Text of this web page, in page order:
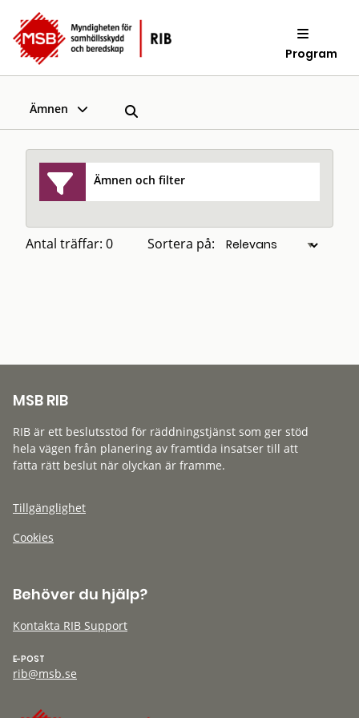
Program
Ämnen
Ämnen och filter
Antal träffar: 0 Sortera på:
MSB RIB
RIB är ett beslutsstöd för räddningstjänst som ger stöd
hela vägen från planering av framtida insatser till att
fatta rätt beslut när olyckan är framme.
Tillgänglighet
Cookies
Behöver du hjälp?
Kontakta RIB Support
E-POST
rib@msb.se